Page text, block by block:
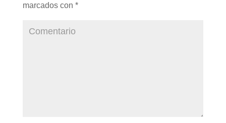
marcados con *